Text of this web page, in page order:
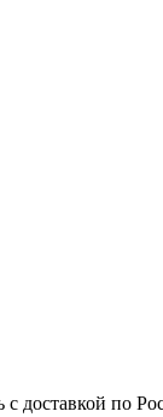
доставкой по